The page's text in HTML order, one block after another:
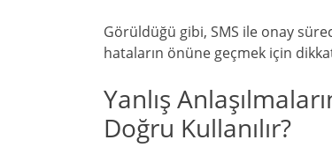
Görüldüğü gibi, SMS ile onay
hataların önüne geçmek için
Yanlış
Doğru Kullanılır?